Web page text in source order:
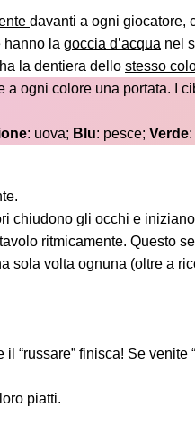
davanti a ogni giocatore,
hanno la goccia d’acqua nel
la dentiera dello stesso
ogni colore una portata. I
: uova; Blu: pesce; Verde
chiudono gli occhi e
ritmicamente. Questo
sola volta ognuna (oltre a
il “russare” finisca! Se
piatti.